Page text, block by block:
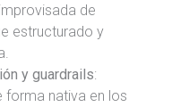
de
estructurado y
y guardrails:
forma nativa en los